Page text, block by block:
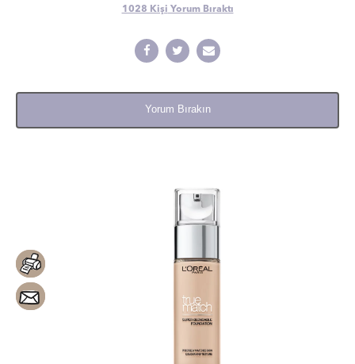
1028 Kişi Yorum Bıraktı
Yorum Bırakın